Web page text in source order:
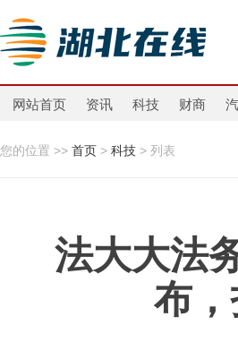
网站首页 资讯 科技 财商
您的位置 >> 首页 > 科技 > 列表
法大大法
布